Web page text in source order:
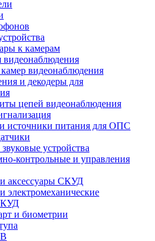
к камерам
видеонаблюдения
видеонаблюдения
и декодеры для
цепей видеонаблюдения
источники питания для ОПС
устройства
контрольные и управления
аксессуары СКУД
электромеханические
и биометрии